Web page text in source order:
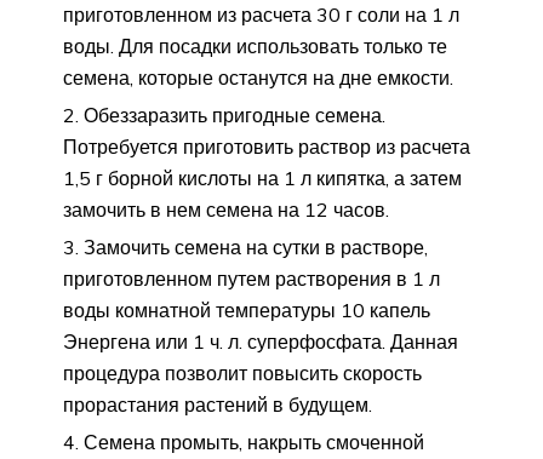
приготовленном из расчета 30 г соли на 1 л
воды. Для посадки использовать только те
семена, которые останутся на дне емкости.
Обеззаразить пригодные семена.
Потребуется приготовить раствор из расчета
1,5 г борной кислоты на 1 л кипятка, а затем
замочить в нем семена на 12 часов.
Замочить семена на сутки в растворе,
приготовленном путем растворения в 1 л
воды комнатной температуры 10 капель
Энергена или 1 ч. л. суперфосфата. Данная
процедура позволит повысить скорость
прорастания растений в будущем.
Семена промыть, накрыть смоченной